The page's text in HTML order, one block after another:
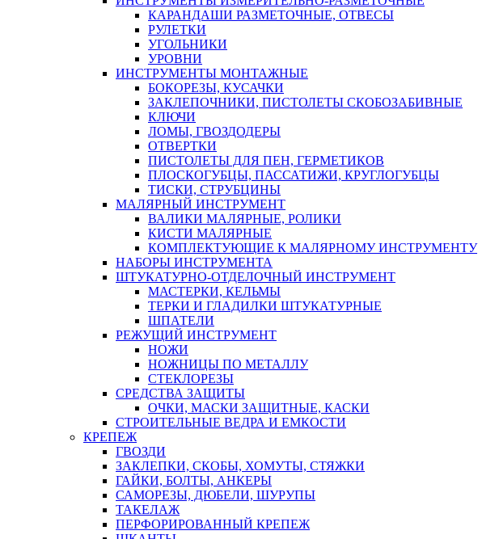
КАРАНДАШИ РАЗМЕТОЧНЫЕ, ОТВЕСЫ
РУЛЕТКИ
УГОЛЬНИКИ
УРОВНИ
ИНСТРУМЕНТЫ МОНТАЖНЫЕ
БОКОРЕЗЫ, КУСАЧКИ
ЗАКЛЕПОЧНИКИ, ПИСТОЛЕТЫ СКОБОЗАБИВНЫЕ
КЛЮЧИ
ЛОМЫ, ГВОЗДОДЕРЫ
ОТВЕРТКИ
ПИСТОЛЕТЫ ДЛЯ ПЕН, ГЕРМЕТИКОВ
ПЛОСКОГУБЦЫ, ПАССАТИЖИ, КРУГЛОГУБЦЫ
ТИСКИ, СТРУБЦИНЫ
МАЛЯРНЫЙ ИНСТРУМЕНТ
ВАЛИКИ МАЛЯРНЫЕ, РОЛИКИ
КИСТИ МАЛЯРНЫЕ
КОМПЛЕКТУЮЩИЕ К МАЛЯРНОМУ ИНСТРУМЕНТУ
НАБОРЫ ИНСТРУМЕНТА
ШТУКАТУРНО-ОТДЕЛОЧНЫЙ ИНСТРУМЕНТ
МАСТЕРКИ, КЕЛЬМЫ
ТЕРКИ И ГЛАДИЛКИ ШТУКАТУРНЫЕ
ШПАТЕЛИ
РЕЖУЩИЙ ИНСТРУМЕНТ
НОЖИ
НОЖНИЦЫ ПО МЕТАЛЛУ
СТЕКЛОРЕЗЫ
СРЕДСТВА ЗАЩИТЫ
ОЧКИ, МАСКИ ЗАЩИТНЫЕ, КАСКИ
СТРОИТЕЛЬНЫЕ ВЕДРА И ЕМКОСТИ
КРЕПЕЖ
ГВОЗДИ
ЗАКЛЕПКИ, СКОБЫ, ХОМУТЫ, СТЯЖКИ
ГАЙКИ, БОЛТЫ, АНКЕРЫ
САМОРЕЗЫ, ДЮБЕЛИ, ШУРУПЫ
ТАКЕЛАЖ
ПЕРФОРИРОВАННЫЙ КРЕПЕЖ